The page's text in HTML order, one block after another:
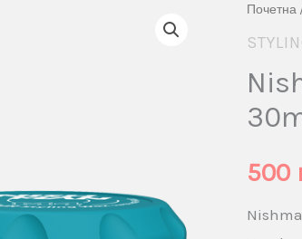
Почетна
500
Matte
"M4"
Travel
količina